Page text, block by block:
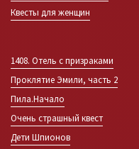
Квесты для женщин
1408. Отель с призраками
Проклятие Эмили, часть 2
Пила.Начало
Очень страшный квест
Дети Шпионов